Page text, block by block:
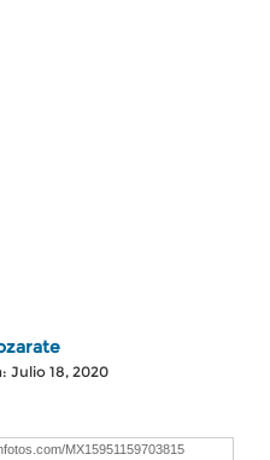
Julio 18, 2020